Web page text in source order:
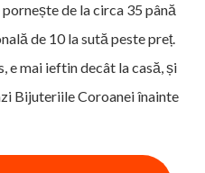
de la circa 35 până
de 10 la sută peste preț.
e mai ieftin decât la casă, și
Bijuteriile Coroanei înainte